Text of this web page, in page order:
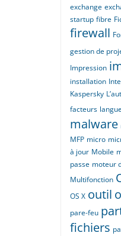
exchange
startup fibre
firewall
gestion de
Impression
installation
Kaspersky
facteurs
malware
MFP micro
à jour Mobile
passe moteur
Multifonction
OS X outil
pare-feu
fichiers